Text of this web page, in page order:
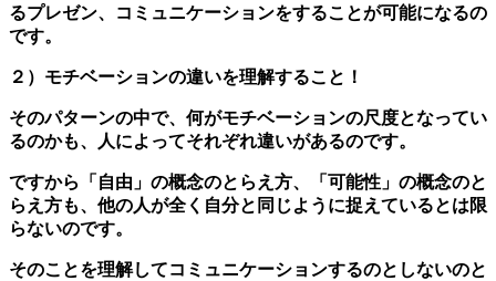
るプレゼン、コミュニケーションをすることが可能になるの
です。
２）モチベーションの違いを理解すること！
そのパターンの中で、何がモチベーションの尺度となってい
るのかも、人によってそれぞれ違いがあるのです。
ですから「自由」の概念のとらえ方、「可能性」の概念のと
らえ方も、他の人が全く自分と同じように捉えているとは限
らないのです。
そのことを理解してコミュニケーションするのとしないのと